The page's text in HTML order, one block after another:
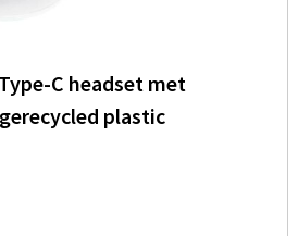
C headset met
plastic